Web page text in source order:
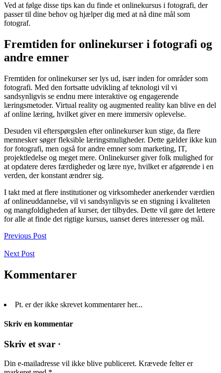
Ved at følge disse tips kan du finde et onlinekursus i fotografi, der
passer til dine behov og hjælper dig med at nå dine mål som
fotograf.
Fremtiden for onlinekurser i fotografi og
andre emner
Fremtiden for onlinekurser ser lys ud, især inden for områder som
fotografi. Med den fortsatte udvikling af teknologi vil vi
sandsynligvis se endnu mere interaktive og engagerende
læringsmetoder. Virtual reality og augmented reality kan blive en del
af online læring, hvilket giver en mere immersiv oplevelse.
Desuden vil efterspørgslen efter onlinekurser kun stige, da flere
mennesker søger fleksible læringsmuligheder. Dette gælder ikke kun
for fotografi, men også for andre emner som marketing, IT,
projektledelse og meget mere. Onlinekurser giver folk mulighed for
at opdatere deres færdigheder og lære nye, hvilket er afgørende i en
verden, der konstant ændrer sig.
I takt med at flere institutioner og virksomheder anerkender værdien
af onlineuddannelse, vil vi sandsynligvis se en stigning i kvaliteten
og mangfoldigheden af kurser, der tilbydes. Dette vil gøre det lettere
for alle at finde det rigtige kursus, uanset deres interesser og mål.
Previous Post
Next Post
Kommentarer
Pt. er der ikke skrevet kommentarer her...
Skriv en kommentar
Skriv et svar ·
Din e-mailadresse vil ikke blive publiceret. Krævede felter er